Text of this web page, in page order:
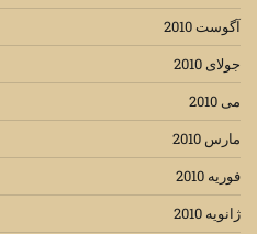
آگوست 2010
جولای 2010
می 2010
مارس 2010
فوریه 2010
ژانویه 2010